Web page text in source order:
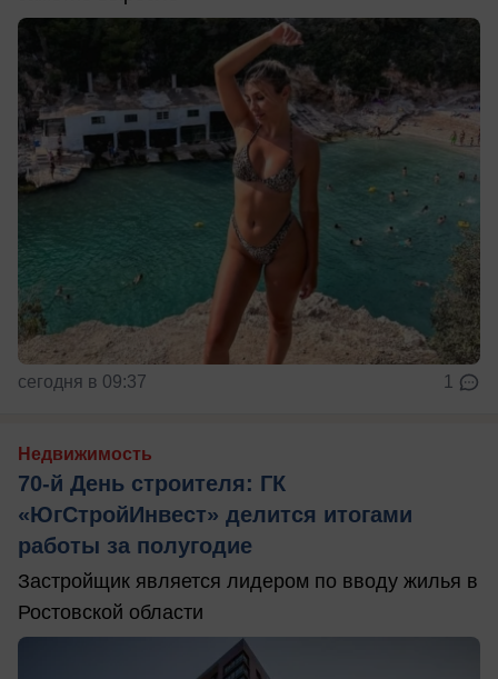
сегодня в 09:37 1
Недвижимость
70-й День строителя: ГК
«ЮгСтройИнвест» делится итогами
работы за полугодие
Застройщик является лидером по вводу жилья в
Ростовской области